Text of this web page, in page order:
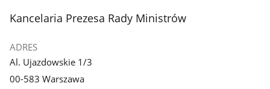
stopka
Kancelaria Prezesa Rady Ministrów
ADRES
Al. Ujazdowskie 1/3
00-583 Warszawa